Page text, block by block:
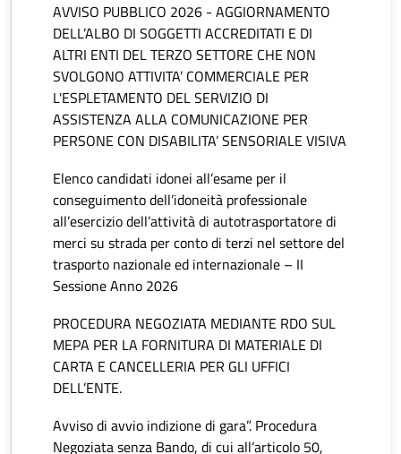
AVVISO PUBBLICO 2026 - AGGIORNAMENTO
DELL’ALBO DI SOGGETTI ACCREDITATI E DI
ALTRI ENTI DEL TERZO SETTORE CHE NON
SVOLGONO ATTIVITA’ COMMERCIALE PER
L'ESPLETAMENTO DEL SERVIZIO DI
ASSISTENZA ALLA COMUNICAZIONE PER
PERSONE CON DISABILITA’ SENSORIALE VISIVA
Elenco candidati idonei all’esame per il
conseguimento dell’idoneità professionale
all’esercizio dell’attività di autotrasportatore di
merci su strada per conto di terzi nel settore del
trasporto nazionale ed internazionale – II
Sessione Anno 2026
PROCEDURA NEGOZIATA MEDIANTE RDO SUL
MEPA PER LA FORNITURA DI MATERIALE DI
CARTA E CANCELLERIA PER GLI UFFICI
DELL’ENTE.
Avviso di avvio indizione di gara”. Procedura
Negoziata senza Bando, di cui all’articolo 50,